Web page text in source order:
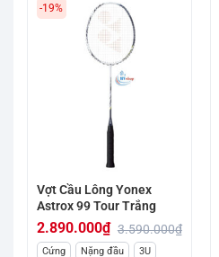
-19%
Vợt Cầu Lông Yonex
Astrox 99 Tour Trắng
3.590.000₫
Giá
2.890.000₫
Giá
Cứng Nặng đầu
3U